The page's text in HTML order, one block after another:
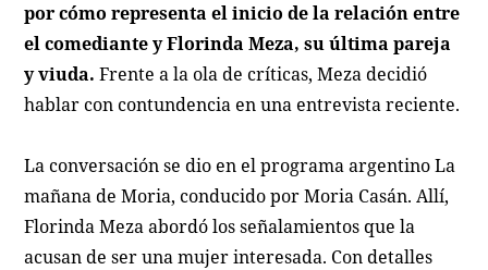
por cómo representa el inicio de la relación entre
el comediante y Florinda Meza, su última pareja
y viuda. Frente a la ola de críticas, Meza decidió
hablar con contundencia en una entrevista reciente.
La conversación se dio en el programa argentino La
mañana de Moria, conducido por Moria Casán. Allí,
Florinda Meza abordó los señalamientos que la
acusan de ser una mujer interesada. Con detalles